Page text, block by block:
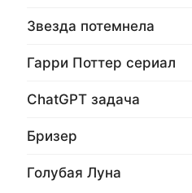
Звезда потемнела
Гарри Поттер сериал
ChatGPT задача
Бризер
Голубая Луна